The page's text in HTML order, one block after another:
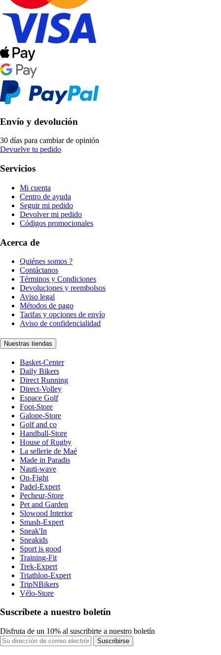
Envío y devolución
30 días para cambiar de opinión
Devuelve tu pedido
Servicios
Mi cuenta
Centro de ayuda
Seguir mi pedido
Devolver mi pedido
Códigos promocionales
Acerca de
Quiénes somos ?
Contáctanos
Términos y Condiciones
Devoluciones y reembolsos
Aviso legal
Métodos de pago
Tarifas y opciones de envío
Aviso de confidencialidad
Nuestras tiendas
Basket-Center
Daily Bikers
Direct Running
Direct-Volley
Espace Golf
Foot-Store
Galope-Store
Golf and co
Handball-Store
House of Rugby
La sellerie de Maé
Made in Paradis
Nauti-wave
On-Fight
Padel-Expert
Pecheur-Store
Pet and Garden
Slowood Interior
Smash-Expert
Sneak'In
Sneakids
Sport is good
Training-Fit
Trek-Expert
Triathlon-Expert
TripNBikers
Vélo-Store
Suscríbete a nuestro boletín
Disfruta de un 10% al suscribirte a nuestro boletín
Suscribirse